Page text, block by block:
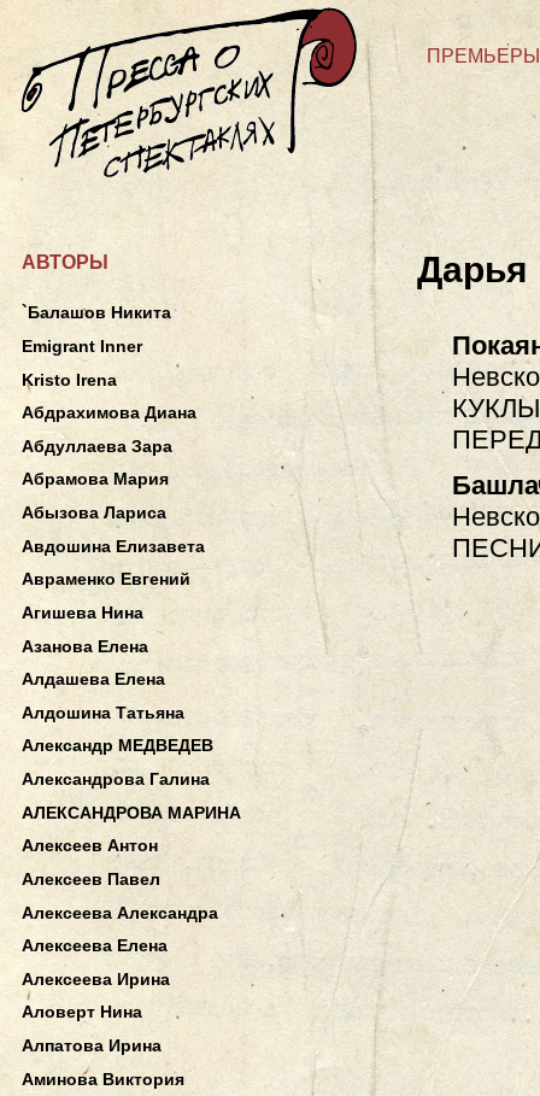
ПРЕМЬЕРЫ
Дарья
АВТОРЫ
`Балашов Никита
Emigrant Inner
Kristo Irena
Абдрахимова Диана
Абдуллаева Зара
Абрамова Мария
Абызова Лариса
Авдошина Елизавета
Авраменко Евгений
Агишева Нина
Азанова Елена
Алдашева Елена
Алдошина Татьяна
Александр МЕДВЕДЕВ
Александрова Галина
АЛЕКСАНДРОВА МАРИНА
Алексеев Антон
Алексеев Павел
Алексеева Александра
Алексеева Елена
Алексеева Ирина
Аловерт Нина
Алпатова Ирина
Аминова Виктория